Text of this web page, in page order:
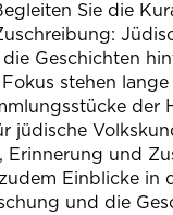
Sie die
Geschichten
stehen
der
jüdische
Erinnerung und
Einblicke in
und die